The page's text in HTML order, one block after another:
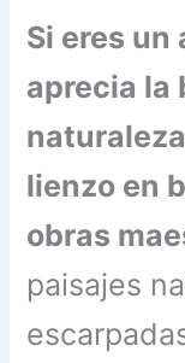
Si eres un
aprecia la
lienzo en
obras
paisajes